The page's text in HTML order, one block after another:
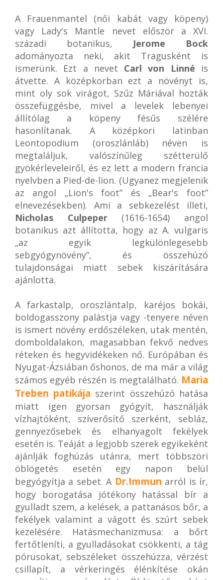
A Frauenmantel (női kabát vagy köpeny)
vagy Lady's Mantle nevet először a XVI.
századi botanikus, Jerome Bock
adományozta neki, akit Tragusként is
ismerünk. Ezt a nevet Carl von Linné is
átvette. A középkorban ezt a növényt is,
mint oly sok virágot, Szűz Máriával hozták
összefüggésbe, mivel a levelek lebenyei
állítólag a köpeny fésűs szélére
hasonlítanak. A középkori latinban
Leontopodium (oroszlánláb) néven is
megtaláljuk, valószínűleg szétterülő
gyökérleveleiről, és ez lett a modern francia
nyelvben a Pied-de-lion. (Ugyanez megjelenik
az angol „Lion's foot” és „Bear's foot”
elnevezésekben). Ami a sebkezelést illeti,
Nicholas Culpeper(1616-1654) angol
botanikus azt állította, hogy az A. vulgaris
„az egyik legkülönlegesebb
sebgyógynövény”, és összehúzó
tulajdonságai miatt sebek kiszárítására
ajánlotta.
A farkastalp, oroszlántalp, karéjos bokái,
boldogasszony palástja vagy -tenyere néven
is ismert növény erdőszéleken, utak mentén,
domboldalakon, magasabban fekvő nedves
réteken és hegyvidékeken nő. Európában és
Nyugat-Ázsiában őshonos, de ma már a világ
számos egyéb részén is megtalálható. Maria
Treben patikája szerint összehúzó hatása
miatt igen gyorsan gyógyít, használják
vízhajtóként, szíverősítő szerként, sebláz,
gennyezősebek és elhanyagolt fekélyek
esetén is. Teáját a legjobb szerek egyikeként
ajánlják foghúzás utánra, mert többszöri
öblögetés esetén egy napon belül
begyógyítja a sebet. A Dr.Immun arról is ír,
hogy borogatása jótékony hatással bír a
gyulladt szem, a kelések, a pattanásos bőr, a
fekélyek valamint a vágott és szúrt sebek
kezelésére. Hatásmechanizmusa: a bőrt
fertőtleníti, a gyulladásokat csökkenti, a tág
pórusokat, sebszéleket összehúzza, vérzést
csillapít, a vérkeringés élénkítése okán